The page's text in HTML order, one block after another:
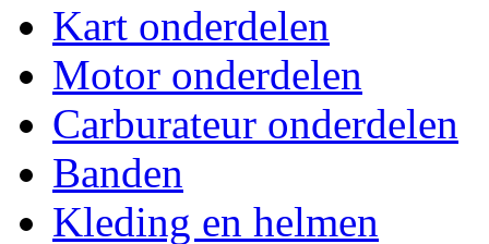
Kart onderdelen
Motor onderdelen
Carburateur onderdelen
Banden
Kleding en helmen